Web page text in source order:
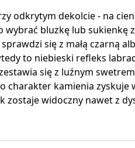
odkrytym dekolcie - na
wybrać bluzkę lub sukienkę
się z małą czarną
to niebieski refleks
się z luźnym
charakter kamienia zyskuje
zostaje widoczny nawet z